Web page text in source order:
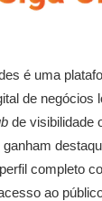
é uma
de negócios
de visibilidade
completo
ao